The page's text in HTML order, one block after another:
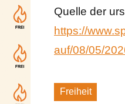
Quelle der
https://
auf/08/05/
Schlagworte
Freiheit